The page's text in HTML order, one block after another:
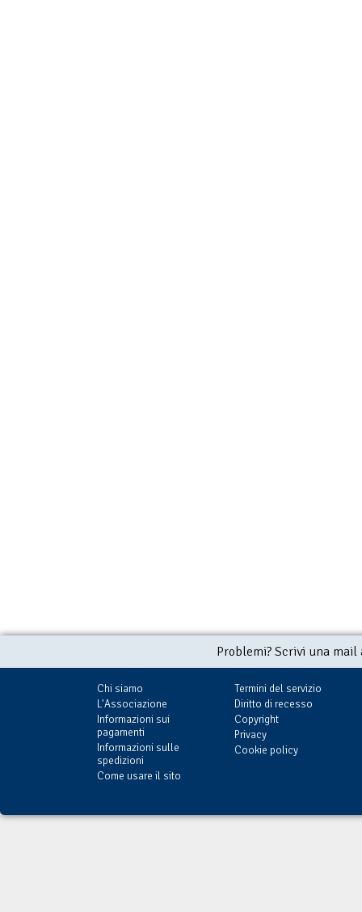
Problemi? Scrivi una
Chi siamo
L'Associazione
Informazioni sui
pagamenti
Informazioni sulle
spedizioni
Come usare il sito
Termini del servizio
Diritto di recesso
Copyright
Privacy
Cookie policy